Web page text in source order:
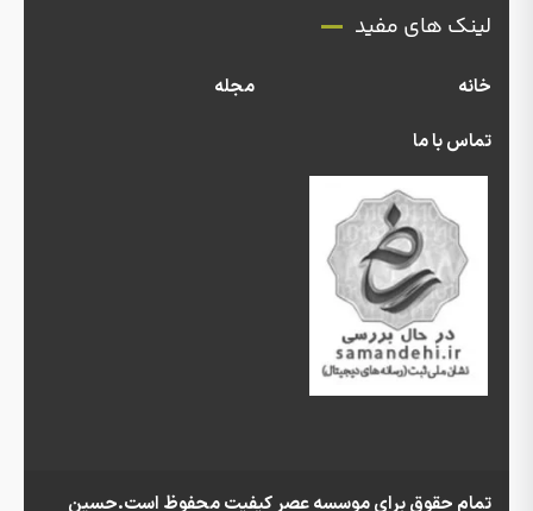
لینک های مفید
خانه
مجله
تماس با ما
تمام حقوق برای موسسه عصر کیفیت محفوظ است.حسین